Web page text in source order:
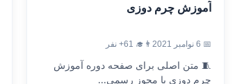
آموزش چرم دوزی
📅 6 نوامبر 2021 👨‍🎓 61+ نفر
🧵 متن اصلی برای صفحه دوره آموزش
چرم دوزی با مجوز رسمی...